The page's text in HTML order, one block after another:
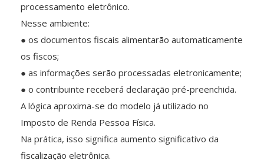
processamento eletrônico.
Nesse ambiente:
● os documentos fiscais alimentarão automaticamente
os fiscos;
● as informações serão processadas eletronicamente;
● o contribuinte receberá declaração pré-preenchida.
A lógica aproxima-se do modelo já utilizado no
Imposto de Renda Pessoa Física.
Na prática, isso significa aumento significativo da
fiscalização eletrônica.